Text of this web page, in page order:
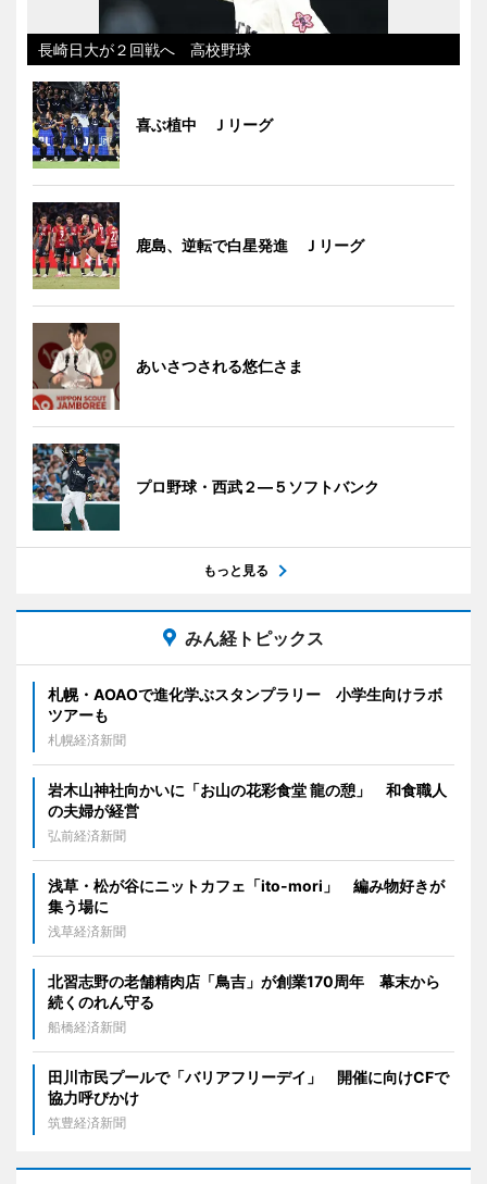
長崎日大が２回戦へ 高校野球
喜ぶ植中 Ｊリーグ
鹿島、逆転で白星発進 Ｊリーグ
あいさつされる悠仁さま
プロ野球・西武２―５ソフトバンク
もっと見る
みん経トピックス
札幌・AOAOで進化学ぶスタンプラリー 小学生向けラボ
ツアーも
札幌経済新聞
岩木山神社向かいに「お山の花彩食堂 龍の憩」 和食職人
の夫婦が経営
弘前経済新聞
浅草・松が谷にニットカフェ「ito-mori」 編み物好きが
集う場に
浅草経済新聞
北習志野の老舗精肉店「鳥吉」が創業170周年 幕末から
続くのれん守る
船橋経済新聞
田川市民プールで「バリアフリーデイ」 開催に向けCFで
協力呼びかけ
筑豊経済新聞